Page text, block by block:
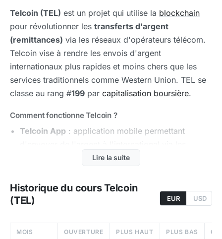
Telcoin (TEL) est un projet qui utilise la blockchain
pour révolutionner les transferts d'argent
(remittances) via les réseaux d'opérateurs télécom.
Telcoin vise à rendre les envois d'argent
internationaux plus rapides et moins chers que les
services traditionnels comme Western Union. TEL se
classe au rang #199 par capitalisation boursière.
Comment fonctionne Telcoin ?
Telcoin App : application mobile permettant
opérateurs mobiles pour utiliser le
tokenTEL
comme rail de paiement
services financiers mobiles
Lire la suite
Historique du cours Telcoin
(TEL)
EUR USD
MOIS OUVERTURE PLUS HAUT PLUS BAS